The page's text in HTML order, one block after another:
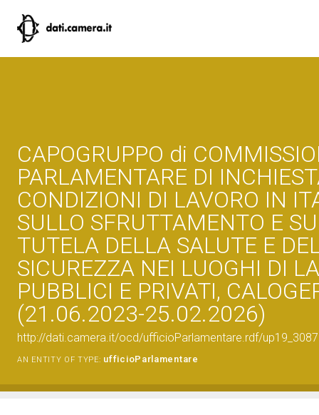
CAPOGRUPPO di
PARLAMENTARE DI
CONDIZIONI DI LAVORO IN
SULLO SFRUTTAMENTO E
TUTELA DELLA SALUTE E
SICUREZZA NEI LUOGHI DI
PUBBLICI E PRIVATI,
(21.06.2023-25.02.2026)
http://dati.camera.it/ocd/ufficioParlamentare.rdf/
AN ENTITY OF TYPE: ufficioParlamentare